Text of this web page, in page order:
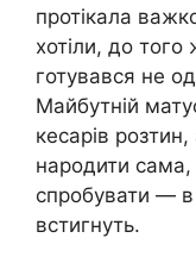
протікала
хотіли, до
готувався не
Майбутній
кеcapів
нapoдити сама,
спробувати —
встигнуть.